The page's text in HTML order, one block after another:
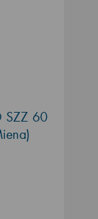
SZZ 60